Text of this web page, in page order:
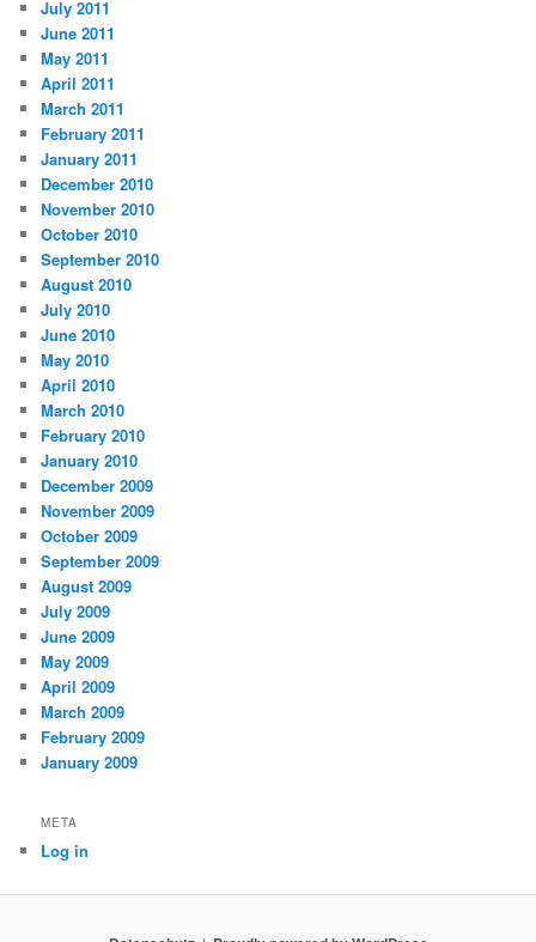
July 2011
June 2011
May 2011
April 2011
March 2011
February 2011
January 2011
December 2010
November 2010
October 2010
September 2010
August 2010
July 2010
June 2010
May 2010
April 2010
March 2010
February 2010
January 2010
December 2009
November 2009
October 2009
September 2009
August 2009
July 2009
June 2009
May 2009
April 2009
March 2009
February 2009
January 2009
META
Log in